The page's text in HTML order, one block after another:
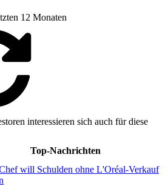
12 Monaten
interessieren sich auch für diese
Top-Nachrichten
will Schulden ohne L'Oréal-Verkauf